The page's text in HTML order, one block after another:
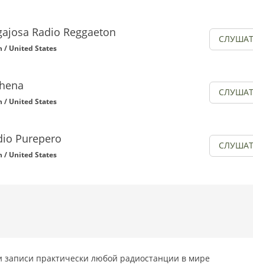
Radio Reggaeton
/ United States
/ United States
Purepero
/ United States
практически любой радиостанции в мире